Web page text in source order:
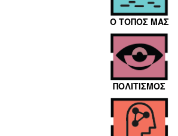
Ο ΤΟΠΟΣ ΜΑΣ
ΠΟΛΙΤΙΣΜΟΣ